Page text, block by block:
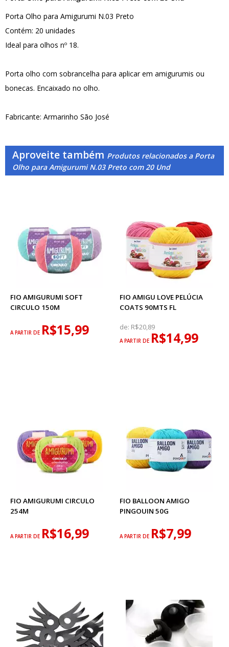
Porta Olho para Amigurumi N.03 Preto
Contém: 20 unidades
Ideal para olhos nº 18.
Porta olho com sobrancelha para aplicar em amigurumis ou
bonecas. Encaixado no olho.
Fabricante: Armarinho São José
Aproveite também Produtos relacionados a Porta
Olho para Amigurumi N.03 Preto com 20 Und
FIO AMIGURUMI SOFT
CIRCULO 150M
A PARTIR DE R$15,99
FIO AMIGU LOVE PELÚCIA
COATS 90MTS FL
de: R$20,89
A PARTIR DE R$14,99
FIO AMIGURUMI CIRCULO
254M
A PARTIR DE R$16,99
FIO BALLOON AMIGO
PINGOUIN 50G
A PARTIR DE R$7,99